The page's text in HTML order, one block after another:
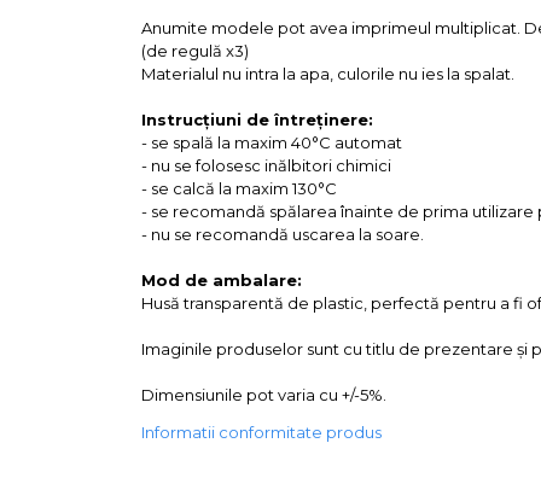
Lenjerii Creponate
Lenjerii pentru PASTE
Anumite modele pot avea imprimeul multiplicat.
(de regulă x3)
Materialul nu intra la apa, culorile nu ies la spalat.
Instrucțiuni de întreținere:
- se spală la maxim 40°C automat
- nu se folosesc inălbitori chimici
- se calcă la maxim 130°C
- se recomandă spălarea înainte de
- nu se recomandă uscarea la soare.
Mod de ambalare:
Husă transparentă de plastic, perfectă pentru a fi
Imaginile produselor sunt cu titlu de prezentare și
Dimensiunile pot varia cu +/-5%.
Informatii conformitate produs